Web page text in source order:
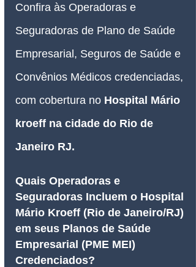
Confira às Operadoras e
Seguradoras de Plano de Saúde
Empresarial, Seguros de Saúde e
Convênios Médicos credenciadas,
com cobertura no Hospital Mário
kroeff na cidade do Rio de
Janeiro RJ.
Quais Operadoras e
Seguradoras Incluem o Hospital
Mário Kroeff (Rio de Janeiro/RJ)
em seus Planos de Saúde
Empresarial (PME MEI)
Credenciados?